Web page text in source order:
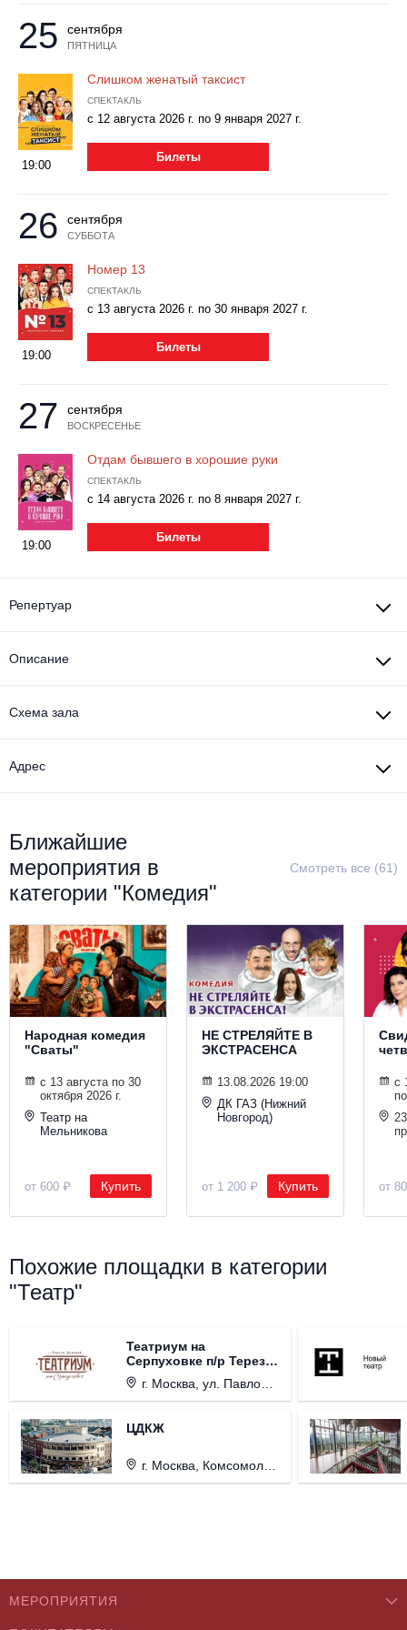
25 ПЯТНИЦА
сентября
19:00
Слишком женатый таксист
СПЕКТАКЛЬ
с 12 августа 2026 г. по 9 января 2027 г.
Билеты
26 СУББОТА
сентября
19:00
Номер 13
СПЕКТАКЛЬ
с 13 августа 2026 г. по 30 января 2027 г.
Билеты
27 ВОСКРЕСЕНЬЕ
сентября
19:00
Отдам бывшего в хорошие руки
СПЕКТАКЛЬ
с 14 августа 2026 г. по 8 января 2027 г.
Билеты
Репертуар
Описание
Схема зала
Адрес
Ближайшие
мероприятия в
категории "Комедия"
Смотреть все (61)
Народная комедия
"Сваты"
с 13 августа по 30
октября 2026 г.
Театр на
Мельникова
от 600 ₽ Купить
НЕ СТРЕЛЯЙТЕ В
ЭКСТРАСЕНСА
13.08.2026 19:00
ДК ГАЗ (Нижний
Новгород)
от 1 200 ₽ Купить
с
от
Похожие площадки в категории
"Театр"
Театриум на
Серпуховке п/р Терезы
Дуровой
г. Москва, ул. Павловская, д. 6.
ЦДКЖ
г. Москва, Комсомольская пл., д. 4.
МЕРОПРИЯТИЯ